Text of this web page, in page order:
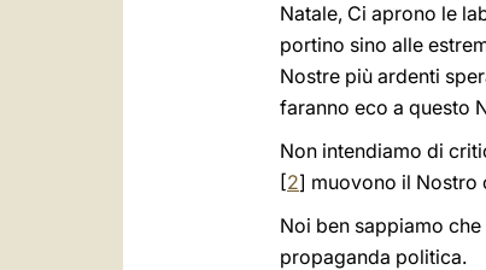
Natale, Ci aprono le
portino sino alle
Nostre più ardenti
faranno eco a questo
Non intendiamo di
[2] muovono il Nostro
Noi ben sappiamo
propaganda politica.